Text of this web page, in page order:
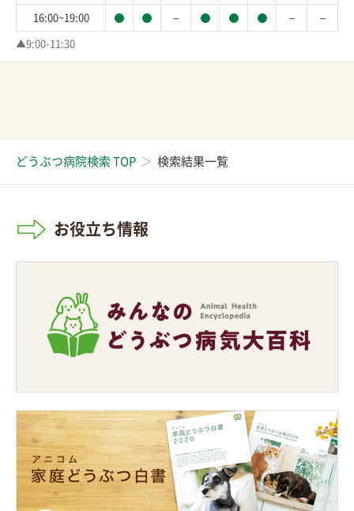
16:00~19:00 － － －
▲9:00-11:30
どうぶつ病院検索 TOP 検索結果一覧
お役立ち情報